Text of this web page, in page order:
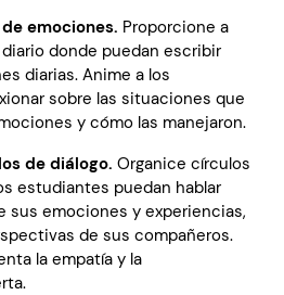
emociones. Proporcione a
donde puedan escribir
diarias. Anime a los
sobre las situaciones que
y cómo las manejaron.
de diálogo. Organice círculos
estudiantes puedan hablar
sus emociones y experiencias,
de sus compañeros.
la empatía y la